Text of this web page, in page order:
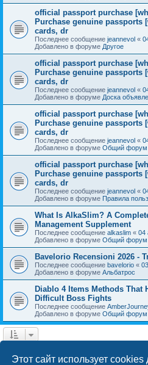
Этот сайт использует cookies
official passport purchase
Purchase genuine passports
cards, dr
Последнее сообщение jeannevol «
Добавлено в форуме Другое
official passport purchase
Purchase genuine passports
cards, dr
Последнее сообщение jeannevol «
Добавлено в форуме Доска
official passport purchase
Purchase genuine passports
cards, dr
Последнее сообщение jeannevol «
Добавлено в форуме Общий форум
official passport purchase
Purchase genuine passports
cards, dr
Последнее сообщение jeannevol «
Добавлено в форуме Правила
What Is AlkaSlim? A
Management Supplement
Последнее сообщение alkaslim « 04
Добавлено в форуме Общий форум
Bavelorio Recensioni 2026 -
Последнее сообщение bavelorio «
Добавлено в форуме Альбатрос
Diablo 4 Items Methods That
Difficult Boss Fights
Последнее сообщение
Добавлено в форуме Общий форум